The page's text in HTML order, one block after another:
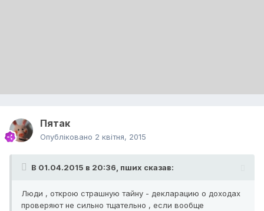
Пятак
Опубліковано 2 квітня, 2015
В 01.04.2015 в 20:36, пших сказав:
Люди , открою страшную тайну - декларацию о доходах
проверяют не сильно тщательно , если вообще